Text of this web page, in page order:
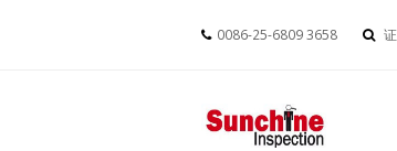
0086-25-6809 3658